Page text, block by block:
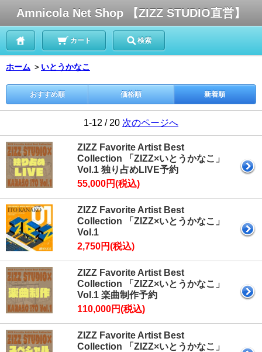
Amnicola Net Shop 【ZIZZ STUDIO直営】
カート 検索
ホーム ＞ いとうかなこ
おすすめ順 価格順 新着順
1-12 / 20 次のページへ
ZIZZ Favorite Artist Best
Collection 「ZIZZ×いとうかなこ」
Vol.1 独り占めLIVE予約
55,000円(税込)
ZIZZ Favorite Artist Best
Collection 「ZIZZ×いとうかなこ」
Vol.1
2,750円(税込)
ZIZZ Favorite Artist Best
Collection 「ZIZZ×いとうかなこ」
Vol.1 楽曲制作予約
110,000円(税込)
ZIZZ Favorite Artist Best
Collection 「ZIZZ×いとうかなこ」